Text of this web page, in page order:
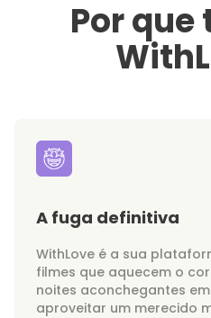
Por que
A fuga definitiva
WithLove é a sua
filmes que aquecem o
noites aconchegantes
aproveitar um merecido